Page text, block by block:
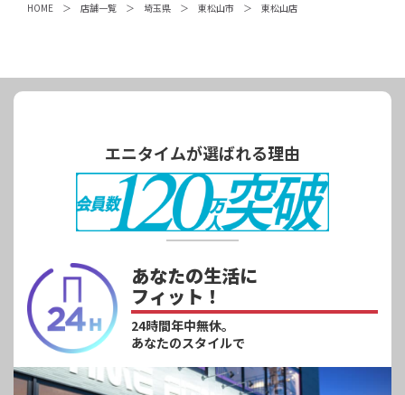
HOME 店舗一覧 埼玉県 東松山市 東松山店
エニタイムが選ばれる理由
あなたの生活に
フィット！
24時間年中無休。
あなたのスタイルで